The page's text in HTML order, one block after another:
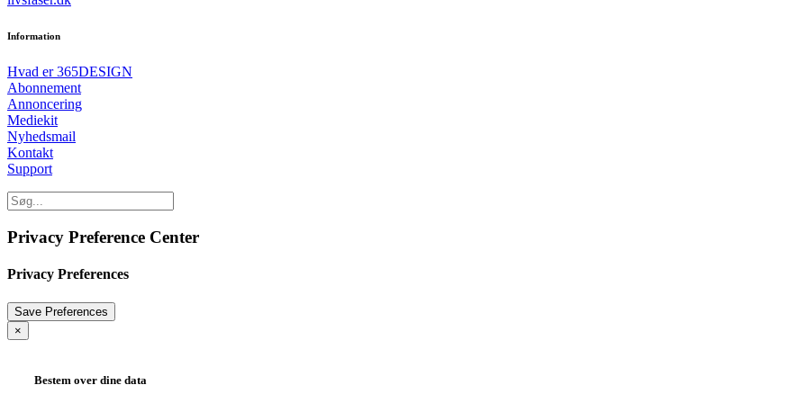
Information
Hvad er 365DESIGN
Abonnement
Annoncering
Mediekit
Nyhedsmail
Kontakt
Support
Privacy Preference Center
Privacy Preferences
×
Bestem over dine data